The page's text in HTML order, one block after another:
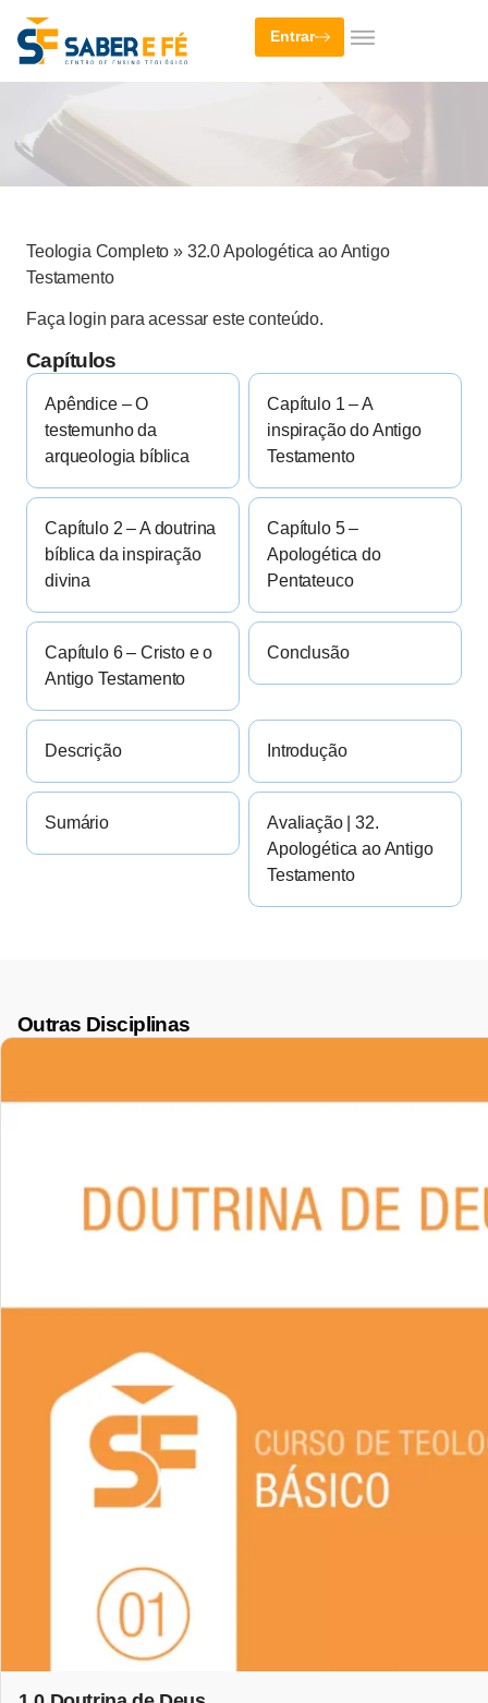
Entrar
Teologia Completo » 32.0 Apologética ao Antigo
Testamento
Faça login para acessar este conteúdo.
Capítulos
Apêndice – O
testemunho da
arqueologia bíblica
Capítulo 1 – A
inspiração do Antigo
Testamento
Capítulo 2 – A doutrina
bíblica da inspiração
divina
Capítulo 5 –
Apologética do
Pentateuco
Capítulo 6 – Cristo e o
Antigo Testamento
Conclusão
Descrição Introdução
Sumário
Avaliação | 32.
Apologética ao Antigo
Testamento
Outras Disciplinas